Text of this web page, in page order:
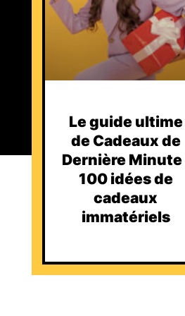
Le guide ultime
de Cadeaux de
Dernière Minute
100 idées de
cadeaux
immatériels